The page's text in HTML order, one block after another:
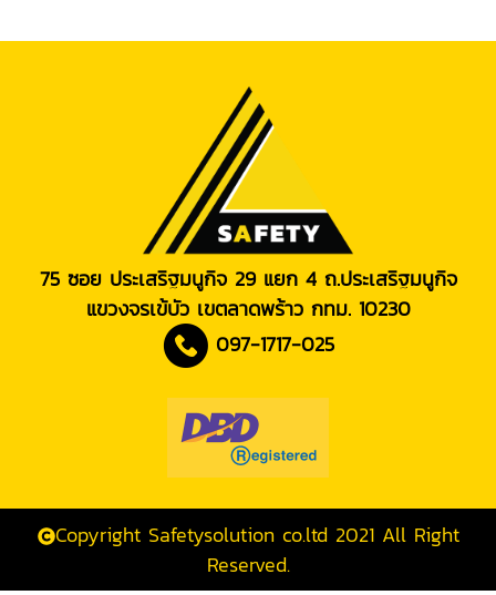
75 ซอย ประเสริฐมนูกิจ 29 แยก 4 ถ.ประเสริฐมนูกิจ
แขวงจรเข้บัว เขตลาดพร้าว กทม. 10230
097-1717-025
Copyright Safetysolution co.ltd 2021 All Right
Reserved.